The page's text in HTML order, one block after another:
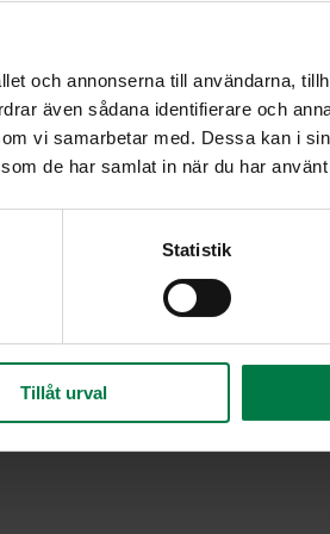
och annonserna till användarna,
även sådana identifierare och
vi samarbetar med. Dessa kan i
de har samlat in när du har
Statistik
Tillåt urval
ja sekoita tasaiseksi. Laita
taikina kahdeksaksi
180-asteisessa uunissa noin 10
päärynät ohuiksi viipaleiksi.
ja asettele
225 asteessa noin 7 minuuttia
Kasvikset ry